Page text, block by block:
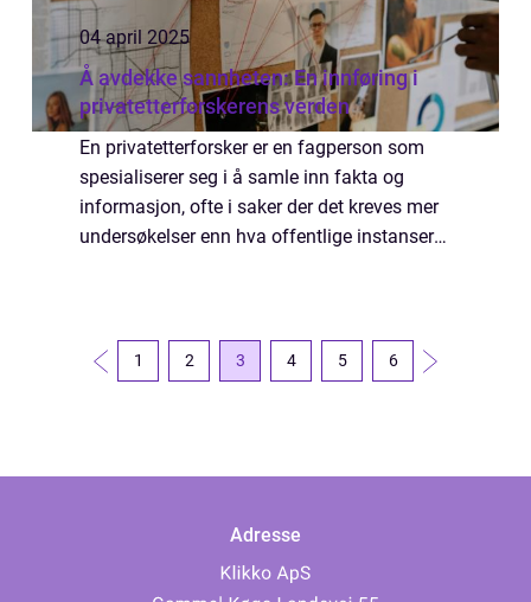
04 april 2025
Å avdekke sannheten: En innføring i
privatetterforskerens verden
En privatetterforsker er en fagperson som
spesialiserer seg i å samle inn fakta og
informasjon, ofte i saker der det kreves mer
undersøkelser enn hva offentlige instanser
1 2 3 4 5 6
Adresse